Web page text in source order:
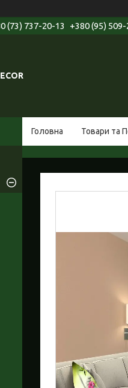
(73) 737-20-13 +380 (95)
Головна Товари та